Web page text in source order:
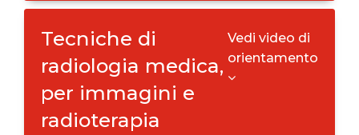
Tecniche di
radiologia medica,
per immagini e
radioterapia
Vedi video di
orientamento